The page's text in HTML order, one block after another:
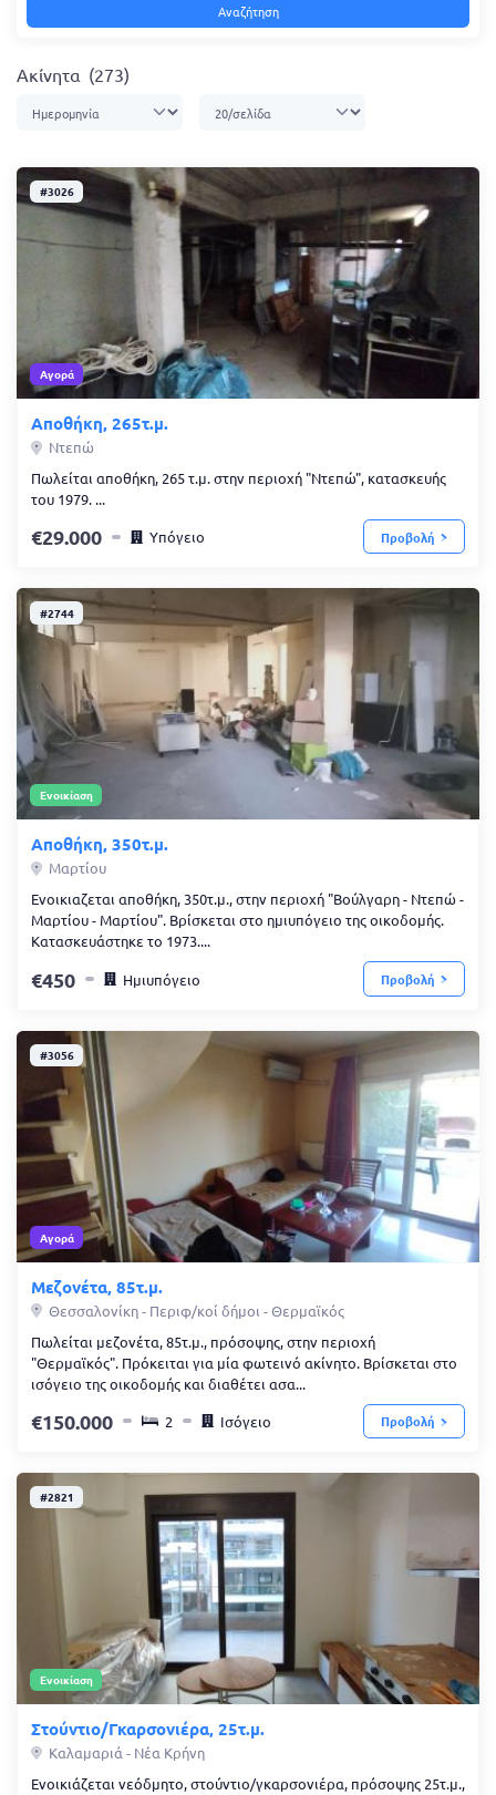
Αναζήτηση
Ακίνητα (273)
#3026
Αγορά
Αποθήκη, 265τ.μ.
Ντεπώ
Πωλείται αποθήκη, 265 τ.μ. στην περιοχή "Ντεπώ", κατασκευής
του 1979. ...
29.000 Υπόγειο Προβολή
#2744
Ενοικίαση
Αποθήκη, 350τ.μ.
Μαρτίου
Ενοικιαζεται αποθήκη, 350τ.μ., στην περιοχή "Βούλγαρη - Ντεπώ -
Μαρτίου - Μαρτίου". Βρίσκεται στο ημιυπόγειο της οικοδομής.
Κατασκευάστηκε το 1973....
450 Ημιυπόγειο Προβολή
#3056
Αγορά
Μεζονέτα, 85τ.μ.
Θεσσαλονίκη - Περιφ/κοί δήμοι - Θερμαϊκός
Πωλείται μεζονέτα, 85τ.μ., πρόσοψης, στην περιοχή
"Θερμαϊκός". Πρόκειται για μία φωτεινό ακίνητο. Βρίσκεται στο
ισόγειο της οικοδομής και διαθέτει ασα...
150.000 2 Ισόγειο Προβολή
#2821
Ενοικίαση
Στούντιο/Γκαρσονιέρα, 25τ.μ.
Καλαμαριά - Νέα Κρήνη
Ενοικιάζεται νεόδμητο, στούντιο/γκαρσονιέρα, πρόσοψης 25τ.μ.,